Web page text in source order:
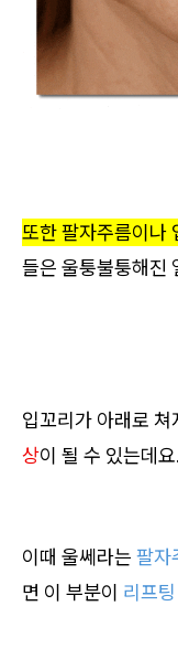
또한 팔자주름이나
들은 울퉁불퉁해진
입꼬리가 아래로
상이 될 수 있는데요.
이때 울쎄라는 팔자
면 이 부분이 리프팅